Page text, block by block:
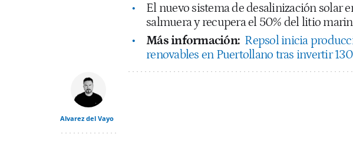
El nuevo sistema de desalinización solar
salmuera y recupera el 50% del litio
Más información: Repsol inicia
renovables en Puertollano tras invertir
Alvarez del Vayo